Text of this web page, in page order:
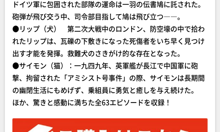
ドイツ軍に包囲された部隊の運命は一羽の伝書鳩に託された。
砲弾が飛び交う中、司令部目指して鳩は飛び立つ――。
●リップ（犬） 第二次大戦中のロンドン、防空壕の中で拾わ
れたリップは、瓦礫の下敷きになった死傷者をいち早く見つけ
出す才能を発揮。救難犬のさきがけ的な存在となった。
●サイモン（猫）：一九四九年、英軍艦が長江で中国軍に砲
撃、拘留された「アミシスト号事件」の際、サイモンは長期間
の幽閉生活にもめげず、乗組員に勇気と癒しを与え続けた。
ほか、驚きと感動に満ちた全63エピソードを収録！